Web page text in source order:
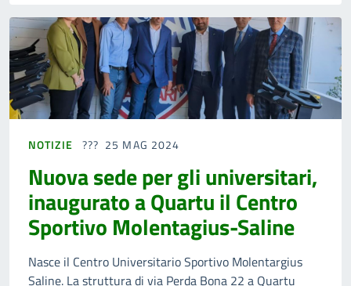
NOTIZIE 25 MAG 2024
Nuova sede per gli universitari,
inaugurato a Quartu il Centro
Sportivo Molentagius-Saline
Nasce il Centro Universitario Sportivo Molentargius
Saline. La struttura di via Perda Bona 22 a Quartu